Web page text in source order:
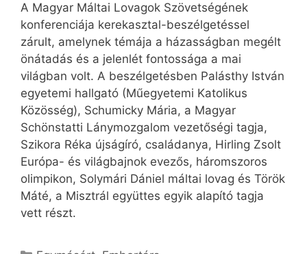
A Magyar Máltai Lovagok Szövetségének
konferenciája kerekasztal-beszélgetéssel
zárult, amelynek témája a házasságban megélt
önátadás és a jelenlét fontossága a mai
világban volt. A beszélgetésben Palásthy­ István
egyetemi hallgató (Műegyetemi Katolikus
Közösség), Schumicky Mária, a Magyar
Schönstatti Lánymozgalom vezetőségi tagja,
Szikora Réka újságíró, családanya, Hirling Zsolt
Európa- és világbajnok evezős, háromszoros
olimpikon, Solymári Dániel máltai lovag és Török
Máté, a Misztrál együttes egyik alapító tagja
vett részt.